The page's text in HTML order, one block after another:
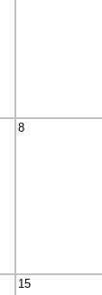
8
15